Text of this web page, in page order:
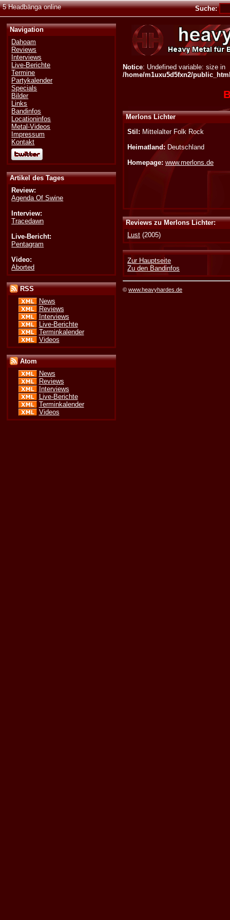
5 Headbänga online Suche:
Navigation
Dahoam
Reviews
Interviews
Live-Berichte
Termine
Partykalender
Specials
Bilder
Links
Bandinfos
Locationinfos
Metal-Videos
Impressum
Kontakt
Artikel des Tages
Review:
Agenda Of Swine
Interview:
Tracedawn
Live-Bericht:
Pentagram
Video:
Aborted
RSS
News
Reviews
Interviews
Live-Berichte
Terminkalender
Videos
Atom
News
Reviews
Interviews
Live-Berichte
Terminkalender
Videos
Notice: Undefined variable: size in
/home/m1uxu5d5fxn2/
Merlons Lichter
Stil: Mittelalter Folk Rock
Heimatland: Deutschland
Homepage: www.merlons.de
Reviews zu Merlons Lichter:
Lust (2005)
Zur Hauptseite
Zu den Bandinfos
©www.heavyhardes.de